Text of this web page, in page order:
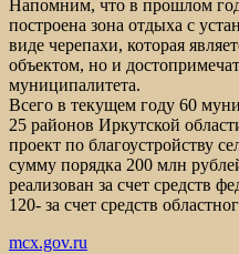
Напомним, что в прошлом
построена зона отдыха с
виде черепахи, которая
объектом, но и
муниципалитета.
Всего в текущем году 60
25 районов Иркутской
проект по благоустройству
сумму порядка 200 млн
реализован за счет средств
120- за счет средств
mcx.gov.ru